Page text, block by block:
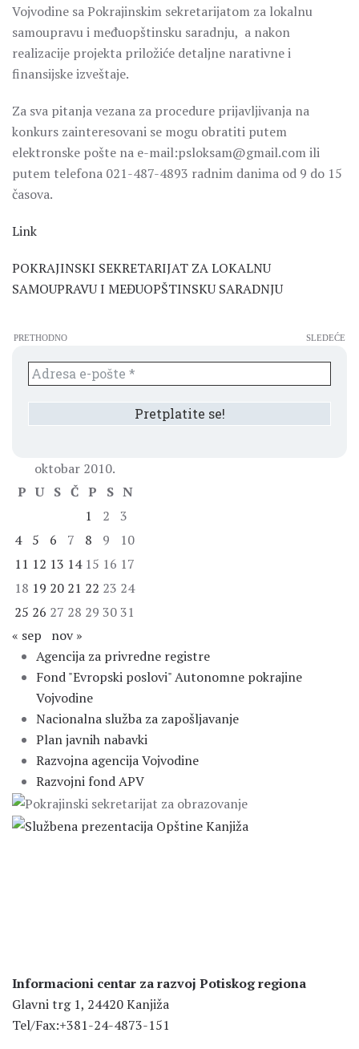
Vojvodine sa Pokrajinskim sekretarijatom za lokalnu
samoupravu i međuopštinsku saradnju, a nakon
realizacije projekta priložiće detaljne narativne i
finansijske izveštaje.
Za sva pitanja vezana za procedure prijavljivanja na
konkurs zainteresovani se mogu obratiti putem
elektronske pošte na e-mail:psloksam@gmail.com ili
putem telefona 021-487-4893 radnim danima od 9 do 15
časova.
Link
POKRAJINSKI SEKRETARIJAT ZA LOKALNU
SAMOUPRAVU I MEĐUOPŠTINSKU SARADNJU
PRETHODNO SLEDEĆE
oktobar 2010.
P U S Č P S N
1
2
3
4
5 6 7 8 9
10
11 12 13 14 15 16 17
18 19 20 21 22 23 24
25 26 27 28 29 30 31
« sep
nov »
Agencija za privredne registre
Fond "Evropski poslovi" Autonomne pokrajine
Vojvodine
Nacionalna služba za zapošljavanje
Plan javnih nabavki
Razvojna agencija Vojvodine
Razvojni fond APV
Informacioni centar za razvoj Potiskog regiona
Glavni trg 1, 24420 Kanjiža
Tel/Fax:+381-24-4873-151